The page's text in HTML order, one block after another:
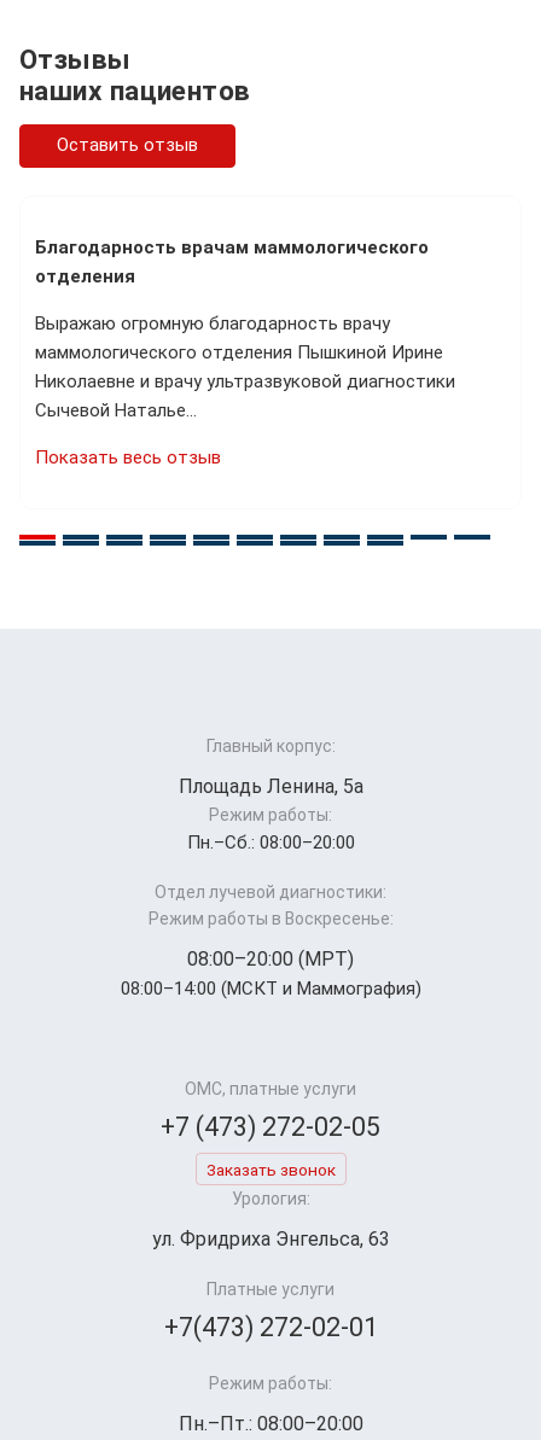
Отзывы
наших пациентов
Оставить отзыв
Благодарность врачам маммологического
отделения
Выражаю огромную благодарность врачу
маммологического отделения Пышкиной Ирине
Николаевне и врачу ультразвуковой диагностики
Сычевой Наталье…
Показать весь отзыв
Главный корпус:
Площадь Ленина, 5а
Режим работы:
Пн.–Cб.: 08:00–20:00
Отдел лучевой диагностики:
Режим работы в Воскресенье:
08:00–20:00 (МРТ)
08:00–14:00 (МСКТ и Маммография)
ОМС, платные услуги
+7 (473) 272-02-05
Заказать звонок
Урология:
ул. Фридриха Энгельса, 63
Платные услуги
+7(473) 272-02-01
Режим работы:
Пн.–Пт.: 08:00–20:00